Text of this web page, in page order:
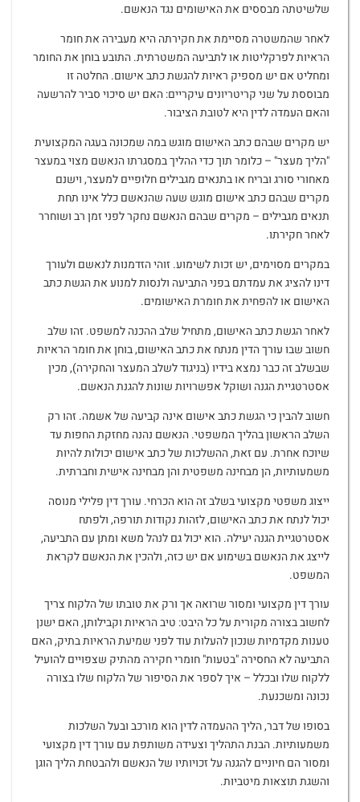
שלשיטתה מבססים את האישומים נגד הנאשם.
לאחר שהמשטרה מסיימת את חקירתה היא מעבירה את חומר
הראיות לפרקליטות או לתביעה המשטרתית. התובע בוחן את החומר
ומחליט אם יש מספיק ראיות להגשת כתב אישום. החלטה זו
מבוססת על שני קריטריונים עיקריים: האם יש סיכוי סביר להרשעה
והאם העמדה לדין היא לטובת הציבור.
יש מקרים שבהם כתב האישום מוגש במה שמכונה בעגה המקצועית
"הליך מעצר" – כלומר תוך כדי ההליך במסגרתו הנאשם מצוי במעצר
מאחורי סורג ובריח או בתנאים מגבילים חלופיים למעצר, וישנם
מקרים שבהם כתב אישום מוגש שעה שהנאשם כלל אינו תחת
תנאים מגבילים – מקרים שבהם הנאשם נחקר לפני זמן רב ושוחרר
לאחר חקירתו.
במקרים מסוימים, יש זכות לשימוע. זוהי הזדמנות לנאשם ולעורך
דינו להציג את עמדתם בפני התביעה ולנסות למנוע את הגשת כתב
האישום או להפחית את חומרת האישומים.
לאחר הגשת כתב האישום, מתחיל שלב ההכנה למשפט. זהו שלב
חשוב שבו עורך הדין מנתח את כתב האישום, בוחן את חומר הראיות
שבשלב זה כבר נמצא בידיו (בניגוד לשלב המעצר והחקירה), מכין
אסטרטגיית הגנה ושוקל אפשרויות שונות להגנת הנאשם.
חשוב להבין כי הגשת כתב אישום אינה קביעה של אשמה. זהו רק
השלב הראשון בהליך המשפטי. הנאשם נהנה מחזקת החפות עד
שיוכח אחרת. עם זאת, ההשלכות של כתב אישום יכולות להיות
משמעותיות, הן מבחינה משפטית והן מבחינה אישית וחברתית.
ייצוג משפטי מקצועי בשלב זה הוא הכרחי. עורך דין פלילי מנוסה
יכול לנתח את כתב האישום, לזהות נקודות תורפה, ולפתח
אסטרטגיית הגנה יעילה. הוא יכול גם לנהל משא ומתן עם התביעה,
לייצג את הנאשם בשימוע אם יש כזה, ולהכין את הנאשם לקראת
המשפט.
עורך דין מקצועי ומסור שרואה אך ורק את טובתו של הלקוח צריך
לחשוב בצורה מקורית על כל היבט: טיב הראיות וקבילותן, האם ישנן
טענות מקדמיות שנכון להעלות עוד לפני שמיעת הראיות בתיק, האם
התביעה לא החסירה "בטעות" חומרי חקירה מהתיק שצפויים להועיל
ללקוח שלו ובכלל – איך לספר את הסיפור של הלקוח שלו בצורה
נכונה ומשכנעת.
בסופו של דבר, הליך ההעמדה לדין הוא מורכב ובעל השלכות
משמעותיות. הבנת התהליך וצעידה משותפת עם עורך דין מקצועי
ומסור הם חיוניים להגנה על זכויותיו של הנאשם ולהבטחת הליך הוגן
והשגת תוצאות מיטביות.